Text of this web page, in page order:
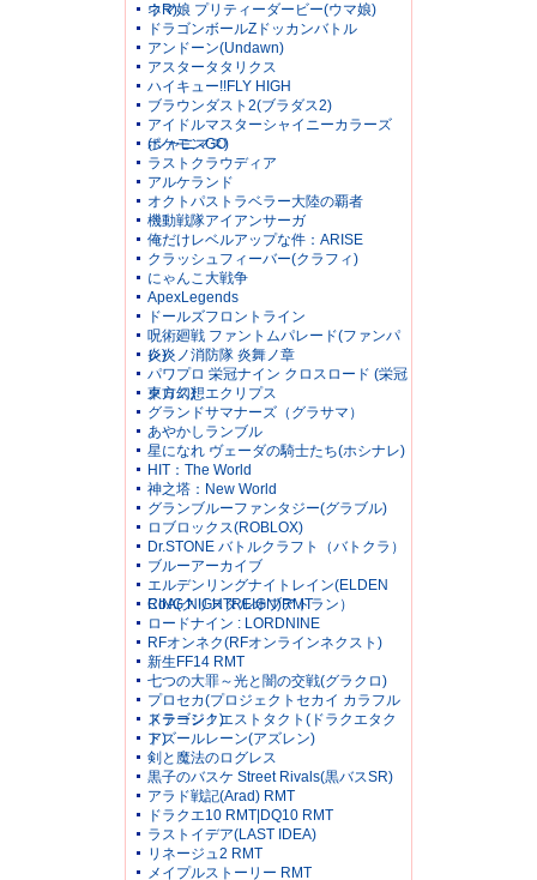
ネR)
ウマ娘 プリティーダービー(ウマ娘)
ドラゴンボールZドッカンバトル
アンドーン(Undawn)
アスタータタリクス
ハイキュー!!FLY HIGH
ブラウンダスト2(ブラダス2)
アイドルマスターシャイニーカラーズ
(シャニマス)
ポケモンGO
ラストクラウディア
アルケランド
オクトパストラベラー大陸の覇者
機動戦隊アイアンサーガ
俺だけレベルアップな件：ARISE
クラッシュフィーバー(クラフィ)
にゃんこ大戦争
ApexLegends
ドールズフロントライン
呪術廻戦 ファントムパレード(ファンパ
レ)
炎炎ノ消防隊 炎舞ノ章
パワプロ 栄冠ナイン クロスロード (栄冠
クロス)
東方幻想エクリプス
グランドサマナーズ（グラサマ）
あやかしランブル
星になれ ヴェーダの騎士たち(ホシナレ)
HIT：The World
神之塔：New World
グランブルーファンタジー(グラブル)
ロブロックス(ROBLOX)
Dr.STONE バトルクラフト（バトクラ）
ブルーアーカイブ
エルデンリングナイトレイン(ELDEN
RING NIGHTREIGN)RMT
CoA(クリスタルオブアトラン）
ロードナイン : LORDNINE
RFオンネク(RFオンラインネクスト)
新生FF14 RMT
七つの大罪～光と闇の交戦(グラクロ)
プロセカ(プロジェクトセカイ カラフル
ステージ！)
ドラゴンクエストタクト(ドラクエタク
ト)
アズールレーン(アズレン)
剣と魔法のログレス
黒子のバスケ Street Rivals(黒バスSR)
アラド戦記(Arad) RMT
ドラクエ10 RMT|DQ10 RMT
ラストイデア(LAST IDEA)
リネージュ2 RMT
メイプルストーリー RMT